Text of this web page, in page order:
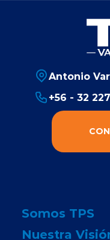
Antonio
+56 - 32
Somos TPS
Nuestra